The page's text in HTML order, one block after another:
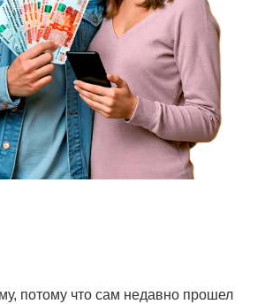
потому что сам недавно прошел